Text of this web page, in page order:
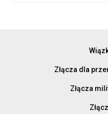
Złącza dla
Złącza